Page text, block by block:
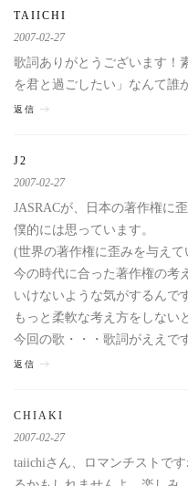
TAIICHI
2007-02-27
歌詞ありがとうございます！
を君と過ごしたい」なんて誰
返信
J2
2007-02-27
JASRACが、日本の著作権に
僕的には思っています。
(世界の著作権に歪みを与え
今の時代に合った著作権の考
いけないような気がするんで
もっと柔軟な考え方をしない
今回の歌・・・歌詞がええで
返信
CHIAKI
2007-02-27
taiichiさん、ロマンチストで